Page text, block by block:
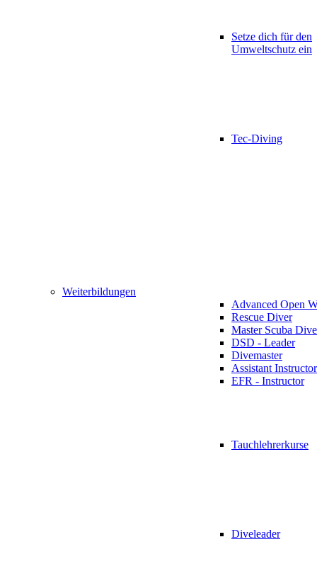
Setze dich für den
Umweltschutz ein
Tec-Diving
Weiterbildungen
Advanced Open
Rescue Diver
Master Scuba
DSD - Leader
Divemaster
Assistant Instructor
EFR - Instructor
Tauchlehrerkurse
Diveleader